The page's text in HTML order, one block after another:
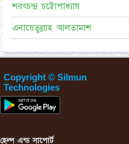
শরৎচন্দ্র চট্টোপাধ্যায়
এনায়েতুল্লাহ আলতামাশ
Copyright © Silmun
Technologies
হেল্প এন্ড সাপোর্ট